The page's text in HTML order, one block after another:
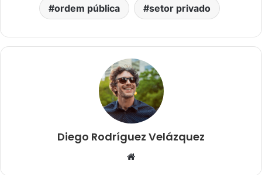
ordem pública setor privado
Diego Rodríguez Velázquez
Website